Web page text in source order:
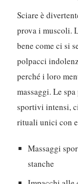
Sciare è
prova i muscoli.
bene come ci si
polpacci
perché i loro
massaggi.Le
sportivi intensi,
rituali unici con
Massaggi
stanche